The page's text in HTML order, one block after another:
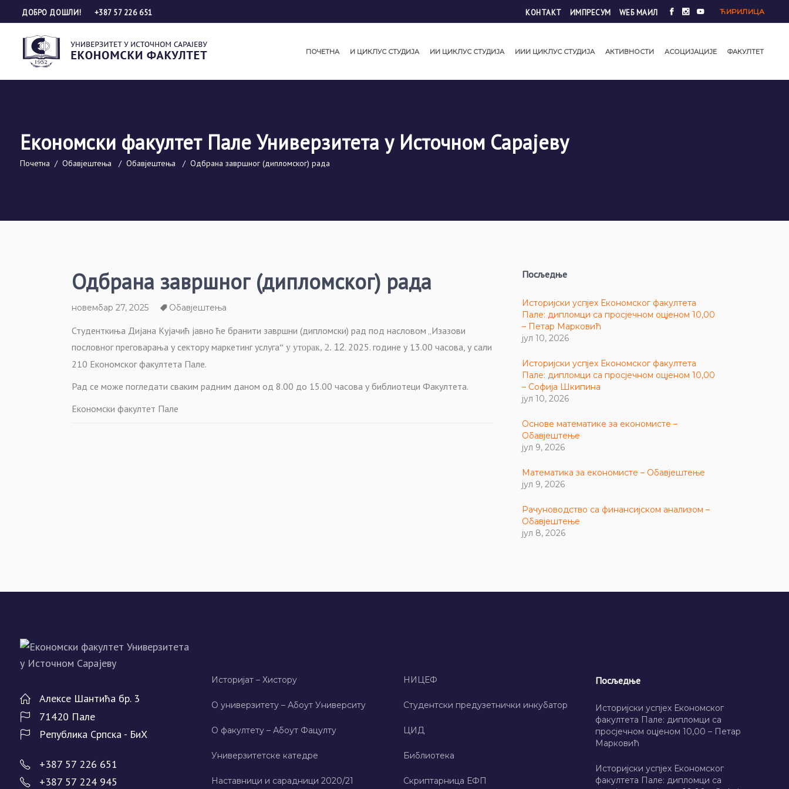
ДОБРО ДОШЛИ! +387 57 226 651 КОНТАКТ ИМПРЕСУМ WЕБ МАИЛ ЋИРИЛИЦА
ПОЧЕТНА И ЦИКЛУС СТУДИЈА ИИ ЦИКЛУС СТУДИЈА ИИИ ЦИКЛУС СТУДИЈА АКТИВНОСТИ АСОЦИЈАЦИЈЕ ФАКУЛТЕТ
Економски факултет Пале Универзитета у Источном Сарајеву
Почетна / Обавјештења / Обавјештења / Одбрана завршног (дипломског) рада
Одбрана завршног (дипломског) рада
новембар 27, 2025 Обавјештења
Студенткиња Дијана Кујачић јавно ће бранити завршни (дипломски) рад под насловом „Изазови
пословног преговарања у сектору маркетинг услуга“ у уторак, 2. 12. 2025. године у 13.00 часова, у сали
210 Економског факултета Пале.
Рад се може погледати сваким радним даном од 8.00 до 15.00 часова у библиотеци Факултета.
Економски факултет Пале
Посљедње
Историјски успјех Економског факултета
Пале: дипломци са просјечном оцјеном 10,00
– Петар Марковић
јул 10, 2026
Историјски успјех Економског факултета
Пале: дипломци са просјечном оцјеном 10,00
– Софија Шкипина
јул 10, 2026
Основе математике за економисте –
Обавјештење
јул 9, 2026
Математика за економисте – Обавјештење
јул 9, 2026
Рачуноводство са финансијском анализом –
Обавјештење
јул 8, 2026
Алeксe Шантића бр. 3
71420 Палe
Рeпублика Српска - БиХ
+387 57 226 651
+387 57 224 945
Историјат – Хисторy
О универзитету – Абоут Университy
О факултету – Абоут Фацултy
Универзитетске катедре
Наставници и сарадници 2020/21
НИЦЕФ
Студентски предузетнички инкубатор
ЦИД
Библиотека
Скриптарница ЕФП
Посљедње
Историјски успјех Економског
факултета Пале: дипломци са
просјечном оцјеном 10,00 – Петар
Марковић
Историјски успјех Економског
факултета Пале: дипломци са